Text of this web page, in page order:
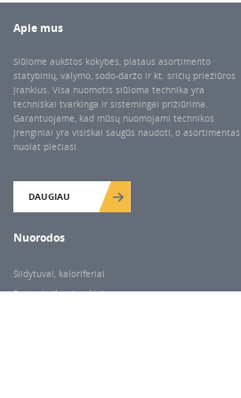
Apie mus
Siūlome aukštos kokybės, plataus asortimento
statybinių, valymo, sodo-daržo ir kt. sričių priežiūros
įrankius. Visa nuomotis siūloma technika yra
techniškai tvarkinga ir sistemingai prižiūrima.
Garantuojame, kad mūsų nuomojami technikos
įrenginiai yra visiškai saugūs naudoti, o asortimentas
nuolat plečiasi.
DAUGIAU
Nuorodos
Šildytuvai, kaloriferiai
Santechnikos įrankiai